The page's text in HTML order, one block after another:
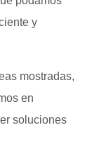
y
mostradas,
en
soluciones